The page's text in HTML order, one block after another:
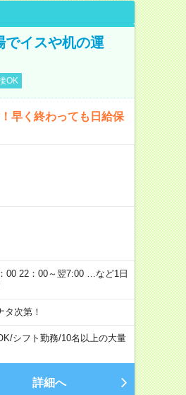
でイスや机の運
OK
早く終わっても日給保
00 22：00～翌7:00 …など1日
次第！
/シフト勤務/10名以上の大量
詳細へ